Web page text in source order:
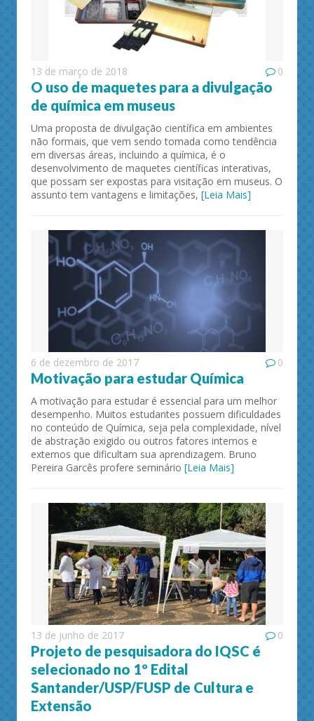
13 de março de 2018 0
O uso de maquetes para a divulgação
de química em museus
Uma proposta de divulgação científica em ambientes
não formais, que vem sendo tomada como tendência
em diversas áreas, incluindo a química, é o
desenvolvimento de maquetes científicas interativas,
que possam ser expostas para visitação em museus. O
assunto tem vantagens e limitações, [Leia Mais]
6 de dezembro de 2017 0
Motivação para estudar Química
A motivação para estudar é essencial para um melhor
desempenho. Muitos estudantes possuem dificuldades
no conteúdo de Química, seja pela complexidade, nível
de abstração exigido ou outros fatores internos e
externos que dificultam sua aprendizagem. Bruno
Pereira Garcês profere seminário [Leia Mais]
13 de junho de 2017 0
Projeto de pesquisadora do IQSC é
selecionado no 1º Edital
Santander/USP/FUSP de Cultura e
Extensão